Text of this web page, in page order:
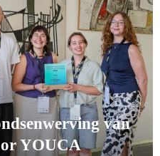
van
YOUCA